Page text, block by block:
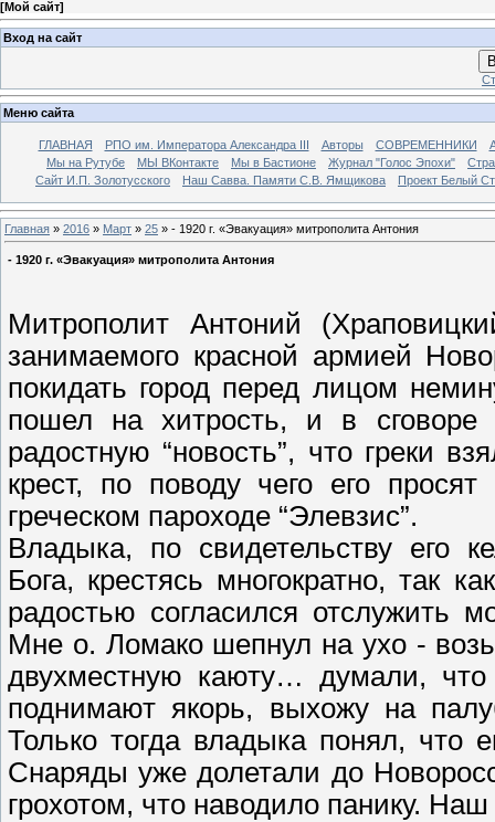
[Мой сайт]
Вход на сайт
Меню сайта
ГЛАВНАЯ РПО им. Императора Александра III Авторы СОВРЕМЕННИКИ
Мы на Рутубе
МЫ ВКонтакте Мы в Бастионе Журнал "Голос Эпохи"
Сайт И.П. Золотусского
Наш Савва. Памяти С.В. Ямщикова Проект Белый
Главная » 2016 » Март » 25 » - 1920 г. «Эвакуация» митрополита Антония
- 1920 г. «Эвакуация» митрополита Антония
Митрополит Антоний
занимаемого красной армией
покидать город перед лицом
пошел на хитрость, и в
радостную “новость”, что греки
крест, по поводу чего его
греческом пароходе “Элевзис”.
Владыка, по свидетельству его
Бога, крестясь многократно, так
радостью согласился отслужить
Мне о. Ломако шепнул на ухо -
двухместную каюту… думали,
поднимают якорь, выхожу на
Только тогда владыка понял, что
Снаряды уже долетали до
грохотом, что наводило панику.